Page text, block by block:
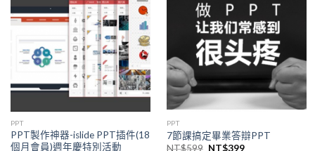
PPT
PPT製作神器-islide PPT插件(18
個月會員)週年慶特別活動
PPT
7節課搞定畢業答辯PPT
NT$599 NT$399